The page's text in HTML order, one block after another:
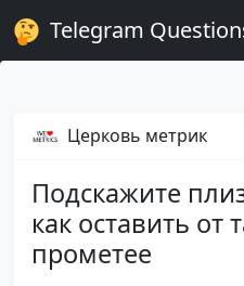
Telegram
Церковь метрик
Подскажите
как оставить от
прометее